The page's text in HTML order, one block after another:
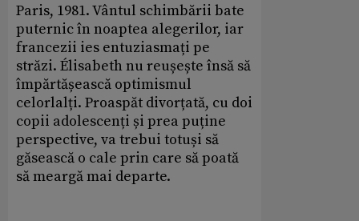
Paris, 1981. Vântul schimbării bate
puternic în noaptea alegerilor, iar
francezii ies entuziasmați pe
străzi. Élisabeth nu reușește însă să
împărtășească optimismul
celorlalți. Proaspăt divorțată, cu doi
copii adolescenți și prea puține
perspective, va trebui totuși să
găsească o cale prin care să poată
să meargă mai departe.